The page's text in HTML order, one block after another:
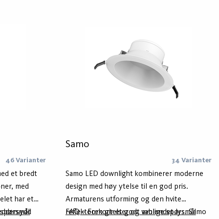
de
46 Varianter
et bredt
med
har et
Samo
34 Varianter
Samo LED downlight kombinerer moderne
design med høy ytelse til en god pris.
Armaturens utforming og den hvite
reflektoren gir et godt avblendet lys. Samo
FAQ – Forkortelser og vanlige spørsmål